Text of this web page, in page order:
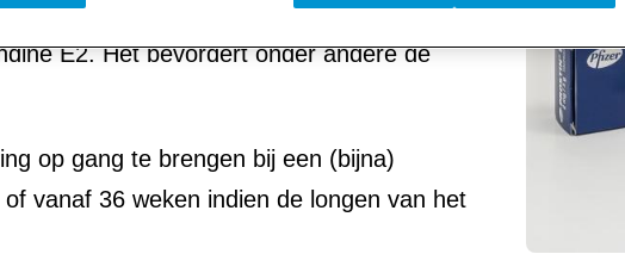
Prostin E2, is het van nature in het
E2. Het bevordert onder andere de
op gang te brengen bij een (bijna)
vanaf 36 weken indien de longen van het